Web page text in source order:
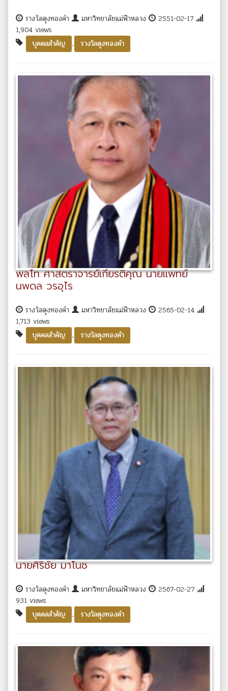
รางวัลตุงทองคำ มหาวิทยาลัยแม่ฟ้าหลวง
2551-02-17
1,904 views
บุคคลสำคัญ
, รางวัลตุงทองคำ
พลโท ศาสตราจารย์เกียรติคุณ นายแพทย์
นพดล วรอุไร
รางวัลตุงทองคำ มหาวิทยาลัยแม่ฟ้าหลวง
2565-02-14
1,713 views
บุคคลสำคัญ
, รางวัลตุงทองคำ
นายศิริชัย มาโนช
รางวัลตุงทองคำ มหาวิทยาลัยแม่ฟ้าหลวง
2567-02-27
931 views
บุคคลสำคัญ
, รางวัลตุงทองคำ